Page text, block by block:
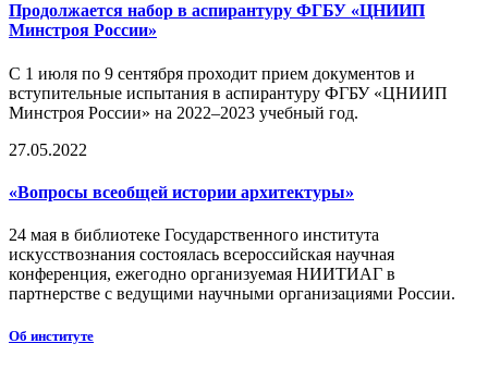
Продолжается набор в аспирантуру ФГБУ «ЦНИИП
Минстроя России»
С 1 июля по 9 сентября проходит прием документов и
вступительные испытания в аспирантуру ФГБУ «ЦНИИП
Минстроя России» на 2022–2023 учебный год.
27.05.2022
«Вопросы всеобщей истории архитектуры»
24 мая в библиотеке Государственного института
искусствознания состоялась всероссийская научная
конференция, ежегодно организуемая НИИТИАГ в
партнерстве с ведущими научными организациями России.
Об институте